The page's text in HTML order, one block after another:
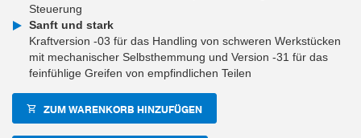
Steuerung
Sanft und stark
Kraftversion -03 für das Handling von schweren Werkstücken
mit mechanischer Selbsthemmung und Version -31 für das
feinfühlige Greifen von empfindlichen Teilen
ZUM WARENKORB HINZUFÜGEN